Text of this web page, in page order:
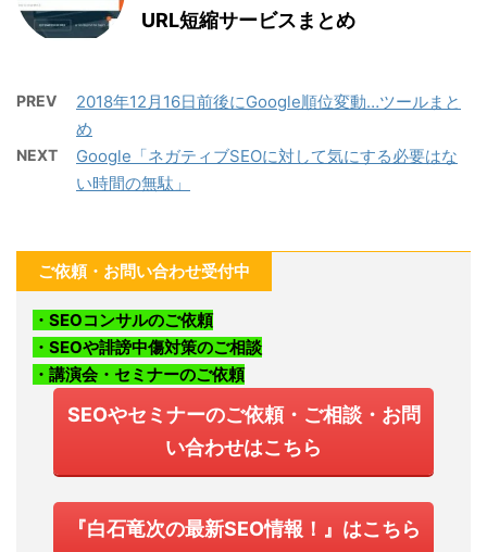
URL短縮サービスまとめ
PREV
2018年12月16日前後にGoogle順位変動…ツールまと
め
NEXT
Google「ネガティブSEOに対して気にする必要はな
い時間の無駄」
ご依頼・お問い合わせ受付中
・SEOコンサルのご依頼
・SEOや誹謗中傷対策のご相談
・講演会・セミナーのご依頼
SEOやセミナーのご依頼・ご相談・お問
い合わせはこちら
『白石竜次の最新SEO情報！』はこちら